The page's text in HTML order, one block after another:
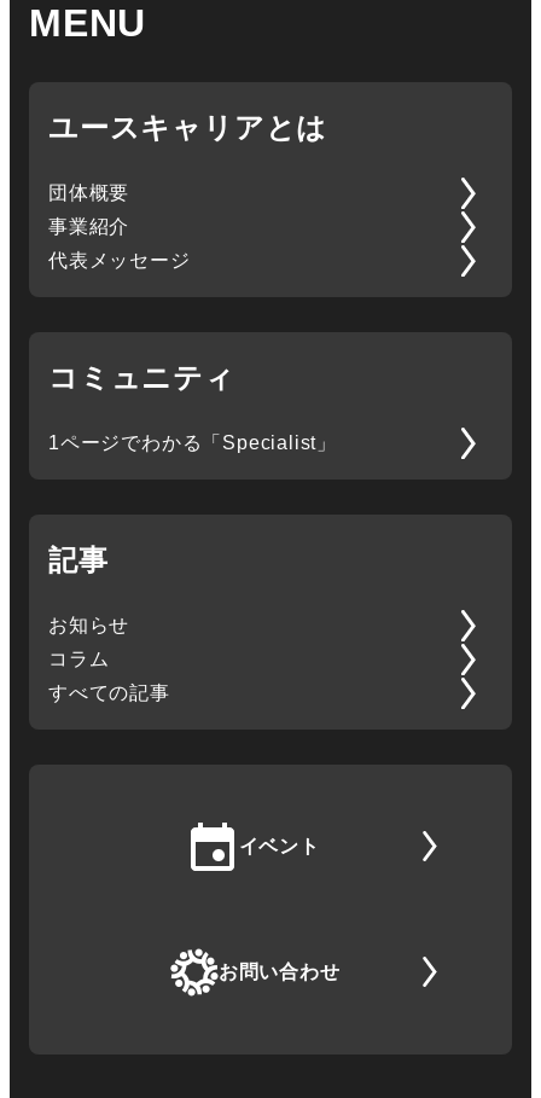
MENU
ユースキャリアとは
団体概要
事業紹介
代表メッセージ
コミュニティ
1ページでわかる「Specialist」
記事
お知らせ
コラム
すべての記事
イベント
お問い合わせ